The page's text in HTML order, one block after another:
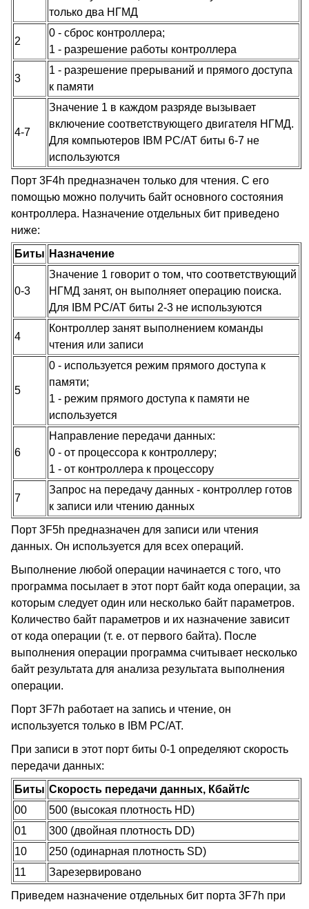
только два НГМД
2
0 - сброс контроллера;
1 - разрешение работы контроллера
3
1 - разрешение прерываний и прямого доступа
к памяти
4-7
Значение 1 в каждом разряде вызывает
включение соответствующего двигателя НГМД.
Для компьютеров IBM PC/AT биты 6-7 не
используются
Порт 3F4h предназначен только для чтения. С его
помощью можно получить байт основного состояния
контроллера. Назначение отдельных бит приведено
ниже:
Биты Назначение
0-3
Значение 1 говорит о том, что соответствующий
НГМД занят, он выполняет операцию поиска.
Для IBM PC/AT биты 2-3 не используются
4
Контроллер занят выполнением команды
чтения или записи
5
0 - используется режим прямого доступа к
памяти;
1 - режим прямого доступа к памяти не
используется
6
Направление передачи данных:
0 - от процессора к контроллеру;
1 - от контроллера к процессору
7
Запрос на передачу данных - контроллер готов
к записи или чтению данных
Порт 3F5h предназначен для записи или чтения
данных. Он используется для всех операций.
Выполнение любой операции начинается с того, что
программа посылает в этот порт байт кода операции, за
которым следует один или несколько байт параметров.
Количество байт параметров и их назначение зависит
от кода операции (т. е. от первого байта). После
выполнения операции программа считывает несколько
байт результата для анализа результата выполнения
операции.
Порт 3F7h работает на запись и чтение, он
используется только в IBM PC/AT.
При записи в этот порт биты 0-1 определяют скорость
передачи данных:
Биты Скорость передачи данных, Кбайт/с
00
500 (высокая плотность HD)
01
300 (двойная плотность DD)
10
250 (одинарная плотность SD)
11
Зарезервировано
Приведем назначение отдельных бит порта 3F7h при